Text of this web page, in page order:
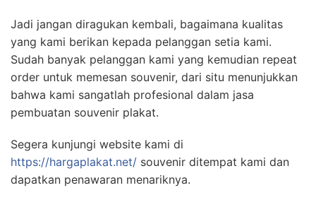
Jadi jangan diragukan kembali, bagaimana kualitas
yang kami berikan kepada pelanggan setia kami.
Sudah banyak pelanggan kami yang kemudian repeat
order untuk memesan souvenir, dari situ menunjukkan
bahwa kami sangatlah profesional dalam jasa
pembuatan souvenir plakat.
Segera kunjungi website kami di
https://hargaplakat.net/ souvenir ditempat kami dan
dapatkan penawaran menariknya.